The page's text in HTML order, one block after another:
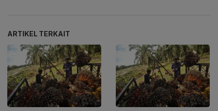
ARTIKEL TERKAIT